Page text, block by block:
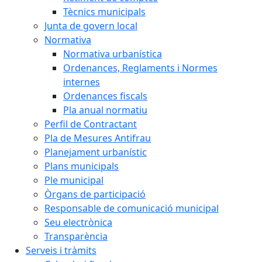
Tècnics municipals
Junta de govern local
Normativa
Normativa urbanística
Ordenances, Reglaments i Normes
internes
Ordenances fiscals
Pla anual normatiu
Perfil de Contractant
Pla de Mesures Antifrau
Planejament urbanístic
Plans municipals
Ple municipal
Òrgans de participació
Responsable de comunicació municipal
Seu electrònica
Transparència
Serveis i tràmits